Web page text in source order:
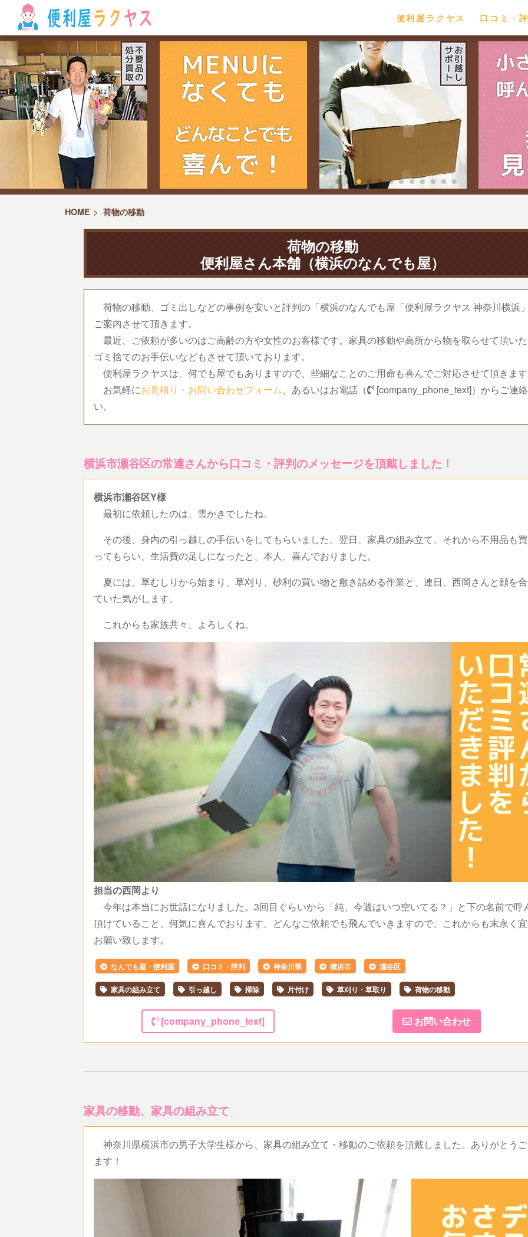
便利屋ラクヤス 口コミ・
HOME 荷物の移動
荷物の移動
便利屋さん本舗（横浜のなんでも屋）
荷物の移動、ゴミ出しなどの事例を安いと評判の「横浜のなんでも屋「便利屋ラクヤス 神奈川横浜
ご案内させて頂きます。
最近、ご依頼が多いのはご高齢の方や女性のお客様です。家具の移動や高所から物を取らせて頂い
ゴミ捨てのお手伝いなどもさせて頂いております。
便利屋ラクヤスは、何でも屋でもありますので、些細なことのご用命も喜んでご対応させて頂きま
お気軽にお見積り・お問い合わせフォーム、あるいはお電話（ [company_phone_text]）からご連
い。
横浜市瀬谷区の常連さんから口コミ・評判のメッセージを頂戴しました！
横浜市瀬谷区Y様
最初に依頼したのは、雪かきでしたね。
その後、身内の引っ越しの手伝いをしてもらいました。翌日、家具の組み立て、それから不用品も
ってもらい、生活費の足しになったと、本人、喜んでおりました。
夏には、草むしりから始まり、草刈り、砂利の買い物と敷き詰める作業と、連日、西岡さんと顔を
ていた気がします。
これからも家族共々、よろしくね。
担当の西岡より
今年は本当にお世話になりました。3回目ぐらいから「純、今週はいつ空いてる？」と下の名前で呼
頂けていること、何気に喜んでおります。どんなご依頼でも飛んでいきますので、これからも末永く
お願い致します。
なんでも屋・便利屋 口コミ・評判 神奈川県 横浜市 瀬谷区
家具の組み立て 引っ越し 掃除 片付け 草刈り・草取り 荷物の移動
[company_phone_text] お問い合わせ
家具の移動、家具の組み立て
神奈川県横浜市の男子大学生様から、家具の組み立て・移動のご依頼を頂戴しました。ありがとう
ます！